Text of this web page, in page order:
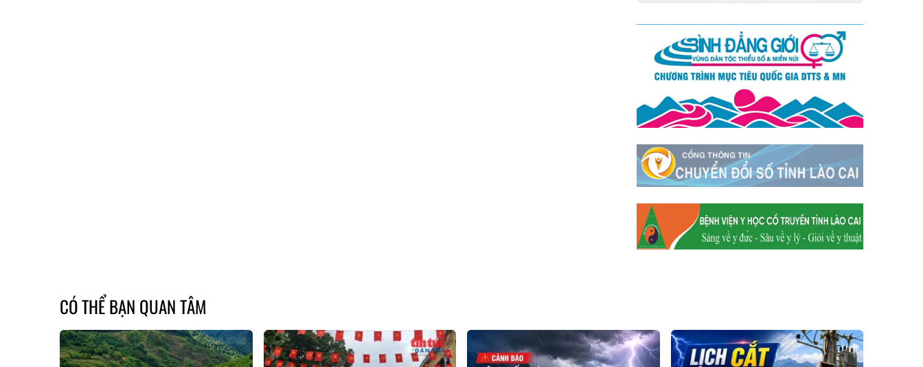
Xã Xuân
Quang
Xã Bảo Thắng
Xã Tằng Loỏng
Xã Gia Phú
Hum
Xã Dền Sáng
Xã Trịnh Tường
Xã Nậm Chày
Xã Bản Xèo
Xã Bát Xát
Xã Võ Lao
Xã Khánh Yên
Xã Văn Bàn
Xã Dương Quỳ
Xã Xuân Hòa
Xã Phúc Khánh
CÓ THỂ BẠN QUAN TÂM